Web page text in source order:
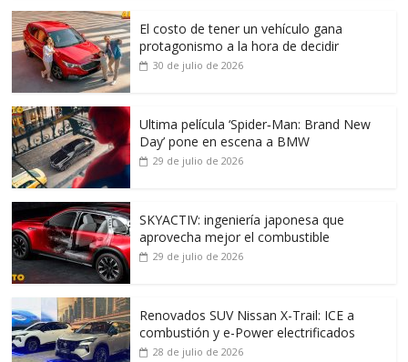
El costo de tener un vehículo gana
protagonismo a la hora de decidir
30 de julio de 2026
Ultima película ‘Spider‑Man: Brand New
Day’ pone en escena a BMW
29 de julio de 2026
SKYACTIV: ingeniería japonesa que
aprovecha mejor el combustible
29 de julio de 2026
Renovados SUV Nissan X-Trail: ICE a
combustión y e-Power electrificados
28 de julio de 2026